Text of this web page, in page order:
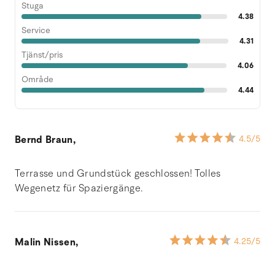
Stuga
4.38
Service
4.31
Tjänst/pris
4.06
Område
4.44
Bernd Braun, 4.5/5
Terrasse und Grundstück geschlossen! Tolles
Wegenetz für Spaziergänge.
Malin Nissen, 4.25/5